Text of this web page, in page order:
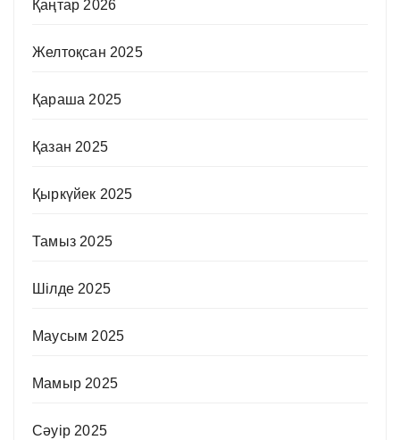
Қаңтар 2026
Желтоқсан 2025
Қараша 2025
Қазан 2025
Қыркүйек 2025
Тамыз 2025
Шілде 2025
Маусым 2025
Мамыр 2025
Сәуір 2025